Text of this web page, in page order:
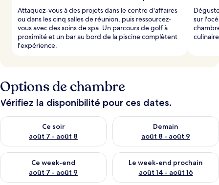
Attaquez-vous à des projets dans le centre d'affaires
ou dans les cinq salles de réunion, puis ressourcez-
vous avec des soins de spa. Un parcours de golf à
proximité et un bar au bord de la piscine complètent
l'expérience.
sur
Options de chambre
Vérifiez la disponibilité pour ces dates.
Ce soir
août 7 - août 8
Vérifier la disponibilité pour ce soir août 7 - août 8
Demain
août 8 - août 9
Vérifier la disponibilité pour
Ce week-end
août 7 - août 9
Vérifier la disponibilité pour ce week-end août 7 - août 9
Le week-end prochain
août 14 - août 16
Vérifier la disponibilité pour